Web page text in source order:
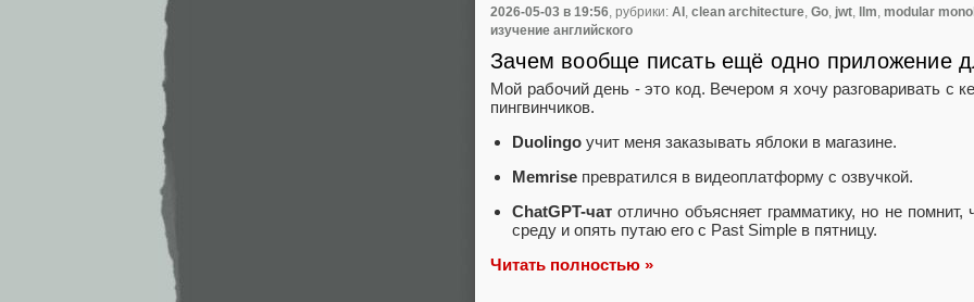
2026-05-03 в 19:56, рубрики: AI , clean architecture, Go, jwt, llm, modular
изучение английского
Зачем вообще писать ещё одно приложение
Мой рабочий день - это код. Вечером я хочу разговаривать с
пингвинчиков.
Duolingo учит меня заказывать яблоки в магазине.
Memrise превратился в видеоплатформу с озвучкой.
ChatGPT-чат отлично объясняет грамматику, но не
среду и опять путаю его с Past Simple в пятницу.
Читать полностью »